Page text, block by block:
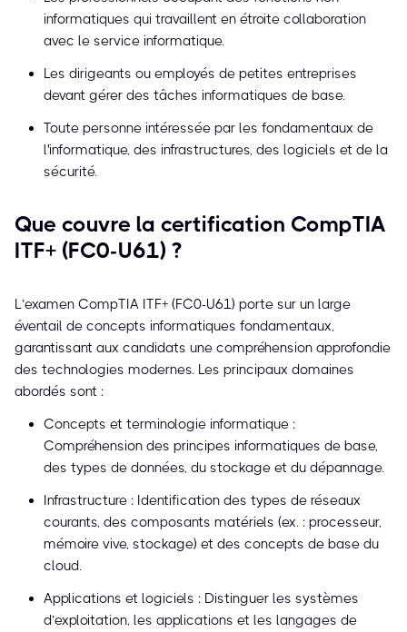
informatiques qui travaillent en étroite collaboration
avec le service informatique.
Les dirigeants ou employés de petites entreprises
devant gérer des tâches informatiques de base.
Toute personne intéressée par les fondamentaux de
l'informatique, des infrastructures, des logiciels et de la
sécurité.
Que couvre la certification CompTIA
ITF+ (FC0-U61) ?
L’examen CompTIA ITF+ (FC0-U61) porte sur un large
éventail de concepts informatiques fondamentaux,
garantissant aux candidats une compréhension approfondie
des technologies modernes. Les principaux domaines
abordés sont :
Concepts et terminologie informatique :
Compréhension des principes informatiques de base,
des types de données, du stockage et du dépannage.
Infrastructure : Identification des types de réseaux
courants, des composants matériels (ex. : processeur,
mémoire vive, stockage) et des concepts de base du
cloud.
Applications et logiciels : Distinguer les systèmes
d’exploitation, les applications et les langages de